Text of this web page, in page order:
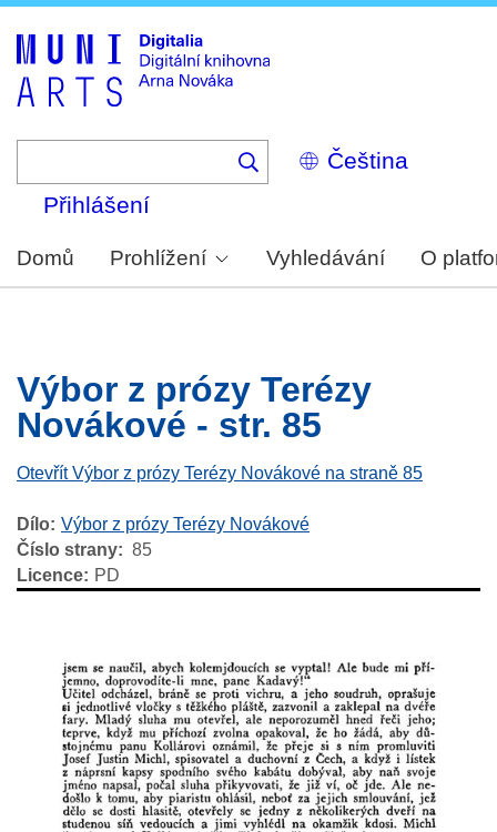
Select
your
Přihlášení
Domů Prohlížení Vyhledávání O
Výbor z prózy Terézy
Novákové - str. 85
Otevřít Výbor z prózy Terézy Novákové na straně 85
Dílo Výbor z prózy Terézy Novákové
Číslo strany
85
Licence
PD